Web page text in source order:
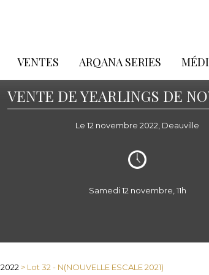
VENTES ARQANA SERIES
VENTE DE YEARLINGS DE
Le 12 novembre 2022, Deauville
Samedi 12 novembre, 11h
> Lot 32 - N(NOUVELLE ESCALE 2021)